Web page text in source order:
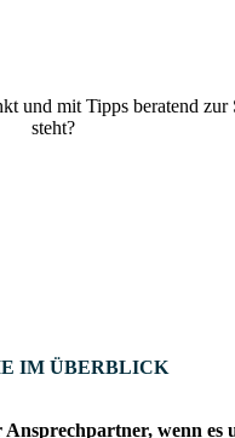
und mit Tipps beratend zur
steht?
IM ÜBERBLICK
wenn es